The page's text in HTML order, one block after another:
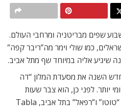
שפים מבריטניה ומרחבי העולם.
כמו שולי וימר מה”ריבר קפה”
השנה את מסעדת המלון “דה
יותר. לפני כן, הוא צבר שעות
מטבח במסעדות נחשבות, כמו “טוטו” ו”רפאל” בתל אביב, Tabla